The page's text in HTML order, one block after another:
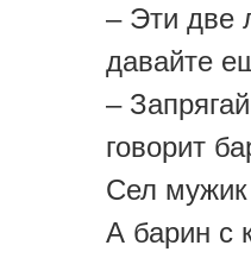
– Эти две
давайте
–
говорит
Сел мужик
А барин с